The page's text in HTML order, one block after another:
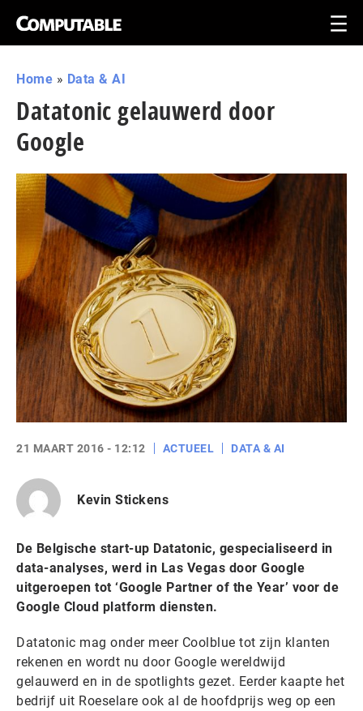
Home » Data & AI
Datatonic gelauwerd door
Google
21 MAART 2016 - 12:12 ACTUEEL DATA & AI
Kevin Stickens
De Belgische start-up Datatonic, gespecialiseerd in
data-analyses, werd in Las Vegas door Google
uitgeroepen tot ‘Google Partner of the Year’ voor de
Google Cloud platform diensten.
Datatonic mag onder meer Coolblue tot zijn klanten
rekenen en wordt nu door Google wereldwijd
gelauwerd en in de spotlights gezet. Eerder kaapte het
bedrijf uit Roeselare ook al de hoofdprijs weg op een